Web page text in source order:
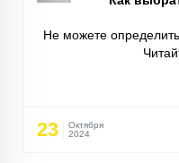
Не можете
23
Октября
2024